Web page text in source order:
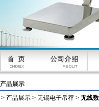
产品展示
> 产品展示 > 无锡电子吊秤 > 无线